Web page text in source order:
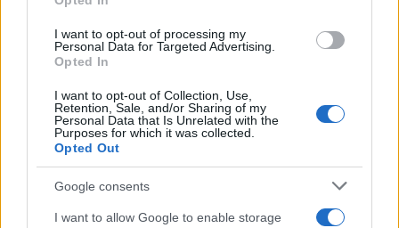
I want to opt-out of processing my
Personal Data for Targeted Advertising.
Opted In
I want to opt-out of Collection, Use,
Retention, Sale, and/or Sharing of my
Personal Data that Is Unrelated with the
Purposes for which it was collected.
Opted Out
Google consents
I want to allow Google to enable storage